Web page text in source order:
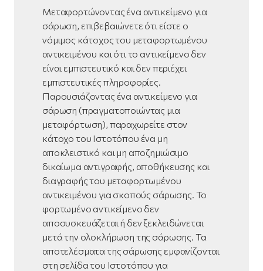
Μεταφορτώνοντας ένα αντικείμενο για
σάρωση, επιβεβαιώνετε ότι είστε ο
νόμιμος κάτοχος του μεταφορτωμένου
αντικειμένου και ότι το αντικείμενο δεν
είναι εμπιστευτικό και δεν περιέχει
εμπιστευτικές πληροφορίες.
Παρουσιάζοντας ένα αντικείμενο για
σάρωση (πραγματοποιώντας μια
μεταφόρτωση), παραχωρείτε στον
κάτοχο του Ιστοτόπου ένα μη
αποκλειστικό και μη αποζημιώσιμο
δικαίωμα αντιγραφής, αποθήκευσης και
διαγραφής του μεταφορτωμένου
αντικειμένου για σκοπούς σάρωσης. Το
φορτωμένο αντικείμενο δεν
αποσυσκευάζεται ή δεν ξεκλειδώνεται
μετά την ολοκλήρωση της σάρωσης. Τα
αποτελέσματα της σάρωσης εμφανίζονται
στη σελίδα του Ιστοτόπου για